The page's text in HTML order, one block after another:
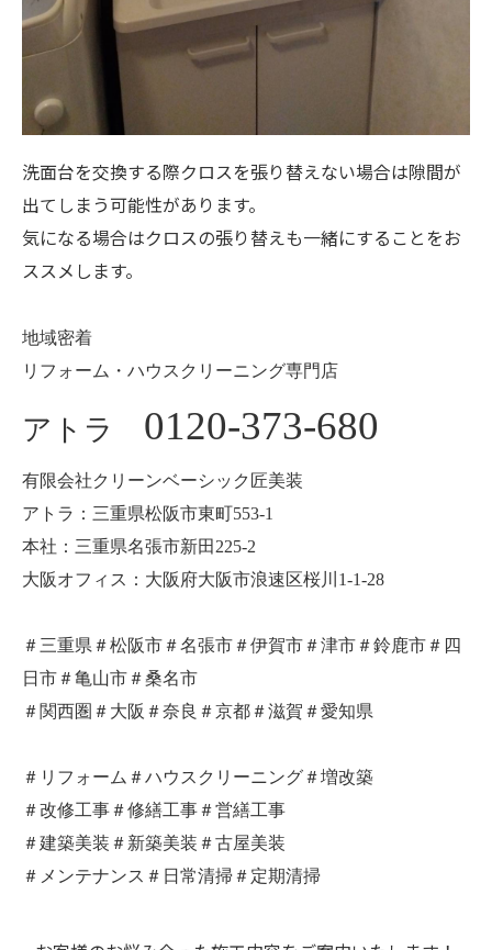
洗面台を交換する際クロスを張り替えない場合は隙間が
出てしまう可能性があります。
気になる場合はクロスの張り替えも一緒にすることをお
ススメします。
地域密着
リフォーム・ハウスクリーニング専門店
アトラ 0120-373-680
有限会社クリーンベーシック匠美装
アトラ：三重県松阪市東町553-1
本社：三重県名張市新田225-2
大阪オフィス：大阪府大阪市浪速区桜川1-1-28
＃三重県＃松阪市＃名張市＃伊賀市＃津市＃鈴鹿市＃四
日市＃亀山市＃桑名市
＃関西圏＃大阪＃奈良＃京都＃滋賀＃愛知県
＃リフォーム＃ハウスクリーニング＃増改築
＃改修工事＃修繕工事＃営繕工事
＃建築美装＃新築美装＃古屋美装
＃メンテナンス＃日常清掃＃定期清掃